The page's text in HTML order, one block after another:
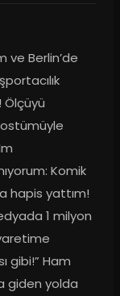
ve Berlin’de
Ölçüyü
Komik
hapis yattım!
1 milyon
gibi!” Ham
giden yolda